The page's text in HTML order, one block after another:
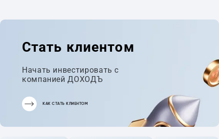
Стать клиентом
Начать инвестировать с
компанией ДОХОДЪ
КАК СТАТЬ КЛИЕНТОМ